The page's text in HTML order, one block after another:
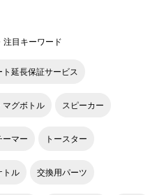
注目キーワード
延長保証サービス
マグボトル スピーカー
ーマー トースター
トル 交換用パーツ